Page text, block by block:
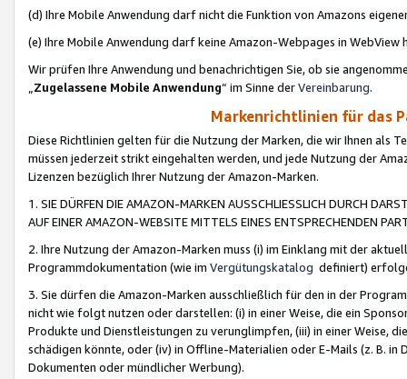
(d) Ihre Mobile Anwendung darf nicht die Funktion von Amazons
(e) Ihre Mobile Anwendung darf keine Amazon-Webpages in WebView
Wir prüfen Ihre Anwendung und benachrichtigen Sie, ob sie
„Zugelassene Mobile Anwendung“ im Sinne derVereinbarung.
Markenrichtlinien für das
Diese Richtlinien gelten für die Nutzung der Marken, die wir Ihnen als
müssen jederzeit strikt eingehalten werden, und jede Nutzung der
Lizenzen bezüglich Ihrer Nutzung der Amazon-Marken.
1. SIE DÜRFEN DIE AMAZON-MARKEN AUSSCHLIESSLICH DURCH
AUF EINER AMAZON-WEBSITE MITTELS EINES ENTSPRECHENDEN
2. Ihre Nutzung der Amazon-Marken muss (i) im Einklang mit der
Programmdokumentation (wie im Vergütungskatalog definiert)
3. Sie dürfen die Amazon-Marken ausschließlich für den in der
nicht wie folgt nutzen oder darstellen: (i) in einer Weise, die ein
Produkte und Dienstleistungen zu verunglimpfen, (iii) in einer Weise,
schädigen könnte, oder (iv) in Offline-Materialien oder E-Mails (z. B. in
Dokumenten oder mündlicher Werbung).